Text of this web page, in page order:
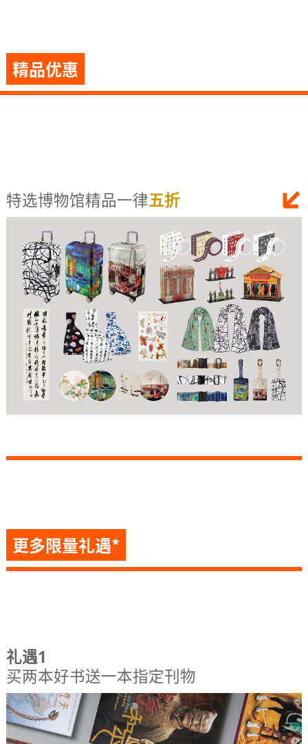
精品优惠
特选博物馆精品一律五折
更多限量礼遇*
礼遇1
买两本好书送一本指定刊物